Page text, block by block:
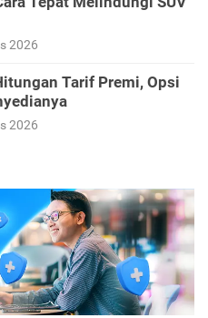
2026
Tarif Premi, Opsi
2026